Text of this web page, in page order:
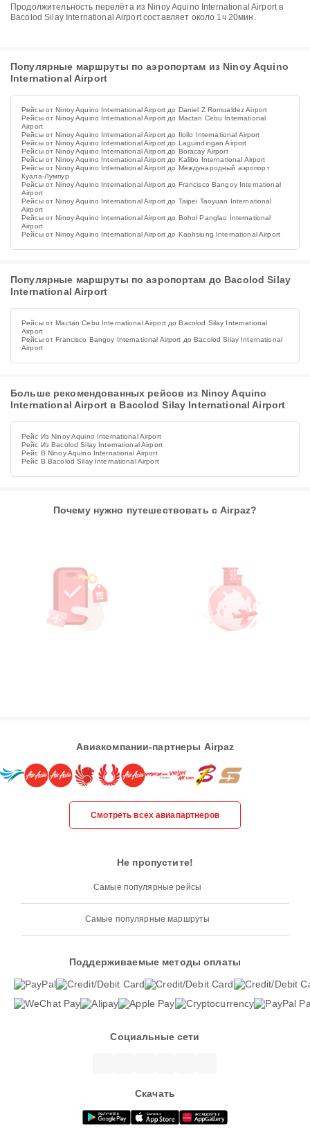
Продолжительность перелёта из Ninoy Aquino International Airport в
Bacolod Silay International Airport составляет около 1ч 20мин.
Популярные маршруты по аэропортам из Ninoy Aquino
International Airport
Рейсы от Ninoy Aquino International Airport до Daniel Z Romualdez Airport
Рейсы от Ninoy Aquino International Airport до Mactan Cebu International
Airport
Рейсы от Ninoy Aquino International Airport до Iloilo International Airport
Рейсы от Ninoy Aquino International Airport до Laguindingan Airport
Рейсы от Ninoy Aquino International Airport до Boracay Airport
Рейсы от Ninoy Aquino International Airport до Kalibo International Airport
Рейсы от Ninoy Aquino International Airport до Международный аэропорт
Куала-Лумпур
Рейсы от Ninoy Aquino International Airport до Francisco Bangoy International
Airport
Рейсы от Ninoy Aquino International Airport до Taipei Taoyuan International
Airport
Рейсы от Ninoy Aquino International Airport до Bohol Panglao International
Airport
Рейсы от Ninoy Aquino International Airport до Kaohsiung International Airport
Популярные маршруты по аэропортам до Bacolod Silay
International Airport
Рейсы от Mactan Cebu International Airport до Bacolod Silay International
Airport
Рейсы от Francisco Bangoy International Airport до Bacolod Silay International
Airport
Больше рекомендованных рейсов из Ninoy Aquino
International Airport в Bacolod Silay International Airport
Рейс Из Ninoy Aquino International Airport
Рейс Из Bacolod Silay International Airport
Рейс В Ninoy Aquino International Airport
Рейс В Bacolod Silay International Airport
Почему нужно путешествовать с Airpaz?
Авиакомпании-партнеры Airpaz
Смотреть всех авиапартнеров
Не пропустите!
Самые популярные рейсы
Самые популярные маршруты
Поддерживаемые методы оплаты
Социальные сети
Скачать